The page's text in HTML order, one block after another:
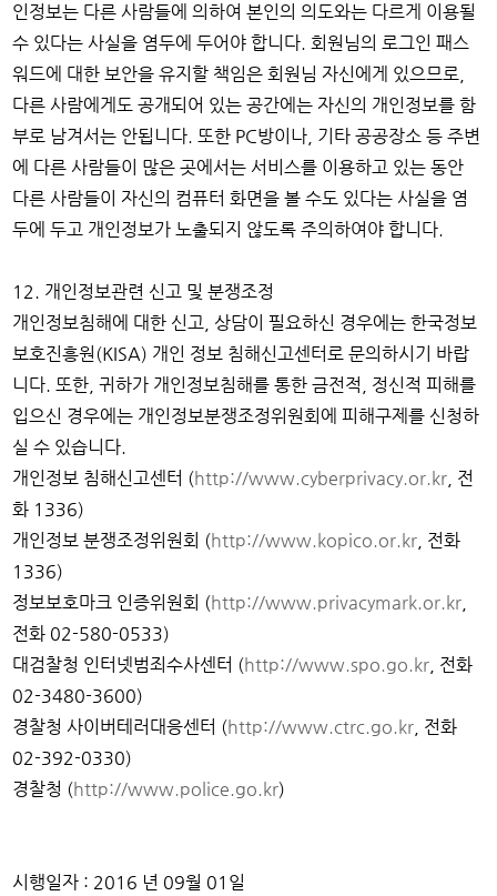
인정보는 다른 사람들에 의하여 본인의 의도와는 다르게 이용될
수 있다는 사실을 염두에 두어야 합니다. 회원님의 로그인 패스
워드에 대한 보안을 유지할 책임은 회원님 자신에게 있으므로,
다른 사람에게도 공개되어 있는 공간에는 자신의 개인정보를 함
부로 남겨서는 안됩니다. 또한 PC방이나, 기타 공공장소 등 주변
에 다른 사람들이 많은 곳에서는 서비스를 이용하고 있는 동안
다른 사람들이 자신의 컴퓨터 화면을 볼 수도 있다는 사실을 염
두에 두고 개인정보가 노출되지 않도록 주의하여야 합니다.
12. 개인정보관련 신고 및 분쟁조정
개인정보침해에 대한 신고, 상담이 필요하신 경우에는 한국정보
보호진흥원(KISA) 개인 정보 침해신고센터로 문의하시기 바랍
니다. 또한, 귀하가 개인정보침해를 통한 금전적, 정신적 피해를
입으신 경우에는 개인정보분쟁조정위원회에 피해구제를 신청하
실 수 있습니다.
개인정보 침해신고센터 (http://www.cyberprivacy.or.kr , 전
화 1336)
개인정보 분쟁조정위원회 (http://www.kopico.or.kr , 전화
1336)
정보보호마크 인증위원회 (http://www.privacymark.or.kr
전화 02-580-0533)
대검찰청 인터넷범죄수사센터 (http://www.spo.go.kr , 전화
02-3480-3600)
경찰청 사이버테러대응센터 (http://www.ctrc.go.kr , 전화
02-392-0330)
경찰청 (http://www.police.go.kr)
시행일자 : 2016 년 09월 01일